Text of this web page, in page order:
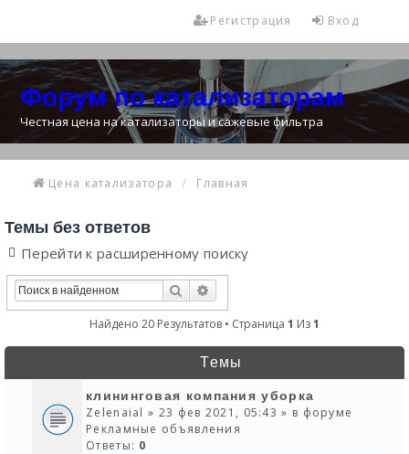
Вход
Регистрация
Форум по катализаторам
Честная цена на катализаторы и сажевые фильтра
Цена катализатора Главная
Темы без ответов
Перейти к расширенному поиску
Поиск
Найдено 20 Результатов • Страница 1 Из1
Темы
клининговая компания уборка
Zelenaial » 23 фев 2021, 05:43 » в форуме
Рекламные объявления
Ответы: 0